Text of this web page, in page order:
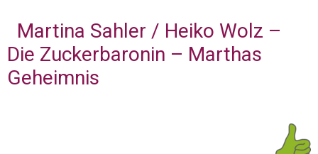
Martina Sahler / Heiko Wolz –
Die Zuckerbaronin – Marthas
Geheimnis